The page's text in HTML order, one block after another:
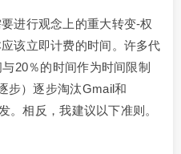
进行观念上的重大转变-权
该立即计费的时间。许多代
20％的时间作为时间限制
步）逐步淘汰Gmail和
。相反，我建议以下准则。